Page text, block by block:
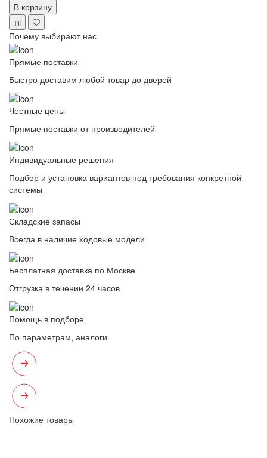
В корзину
Почему выбирают нас
Прямые поставки
Быстро доставим любой товар до дверей
Честные цены
Прямые поставки от производителей
Индивидуальные решения
Подбор и установка вариантов под требования конкретной
системы
Складские запасы
Всегда в наличие ходовые модели
Бесплатная доставка по Москве
Отгрузка в течении 24 часов
Помощь в подборе
По параметрам, аналоги
Похожие товары